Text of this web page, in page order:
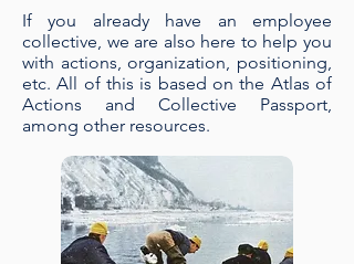
If you already have an employee
collective, we are also here to help you
with actions, organization, positioning,
etc. All of this is based on the Atlas of
Actions and Collective Passport,
among other resources.